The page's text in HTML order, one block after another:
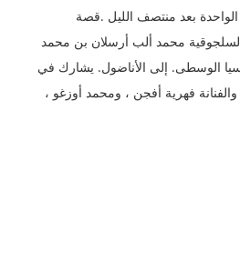
بعد منتصف الليل .قصة
محمد ألب أرسلان بن محمد
الوسطى. إلى الأناضول. يشارك في
فهرية أفجن ، ومحمد أوزغو ،